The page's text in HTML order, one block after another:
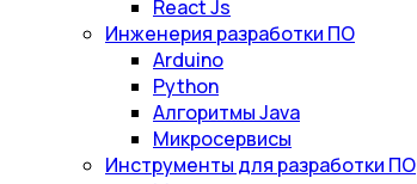
React Js
Инженерия разработки ПО
Arduino
Python
Алгоритмы Java
Микросервисы
Инструменты для разработки ПО